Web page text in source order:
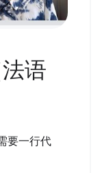
语
要一行代